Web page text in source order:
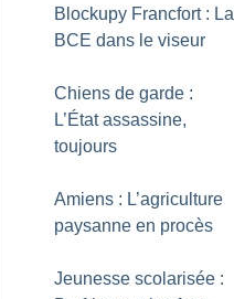
Blockupy Francfort : La
BCE dans le viseur
Chiens de garde :
L’État assassine,
toujours
Amiens : L’agriculture
paysanne en procès
Jeunesse scolarisée :